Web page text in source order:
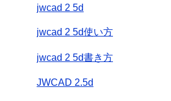
jwcad 2 5d
jwcad 2 5d使い方
jwcad 2 5d書き方
JWCAD 2.5d